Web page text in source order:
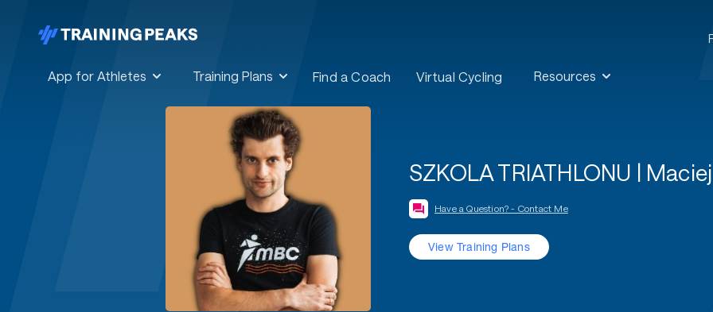
App for Athletes Training Plans Find a Coach Virtual Cycling Resources
SZKOLA TRIATHLONU |
Have a Question? - Contact Me
View Training Plans